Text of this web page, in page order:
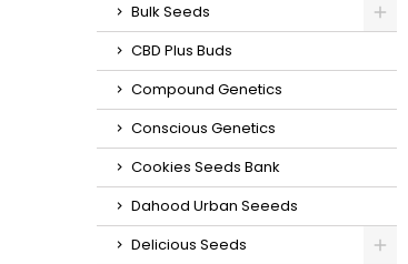
Bulk Seeds
CBD Plus Buds
Compound Genetics
Conscious Genetics
Cookies Seeds Bank
Dahood Urban Seeeds
Delicious Seeds